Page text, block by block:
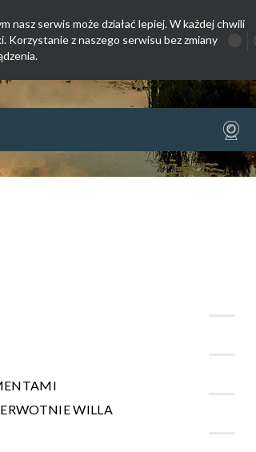
WILLA
nasz serwis może działać lepiej. W każdej chwili
Korzystanie z naszego serwisu bez zmiany